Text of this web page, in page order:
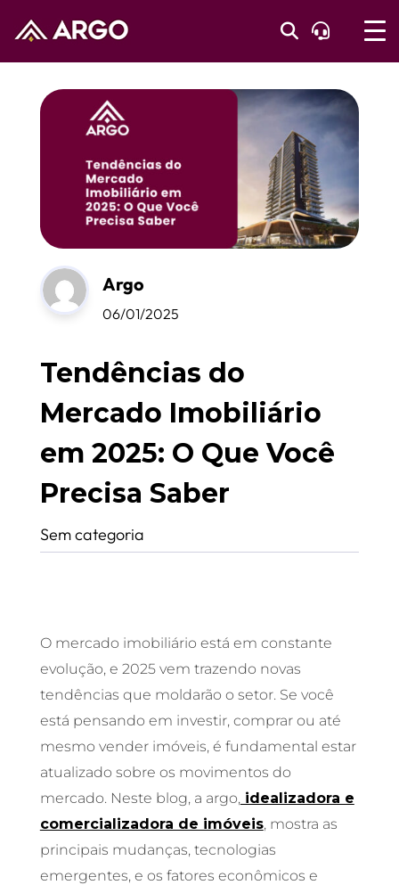
Argo
06/01/2025
Tendências do
Mercado Imobiliário
em 2025: O Que Você
Precisa Saber
Sem categoria
O mercado imobiliário está em constante
evolução, e 2025 vem trazendo novas
tendências que moldarão o setor. Se você
está pensando em investir, comprar ou até
mesmo vender imóveis, é fundamental estar
atualizado sobre os movimentos do
mercado. Neste blog, a argo,idealizadora e
comercializadora de imóveis, mostra as
principais mudanças, tecnologias
emergentes, e os fatores econômicos e